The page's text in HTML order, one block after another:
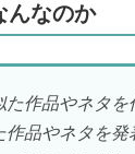
んなのか
た作品やネタを
作品やネタを発